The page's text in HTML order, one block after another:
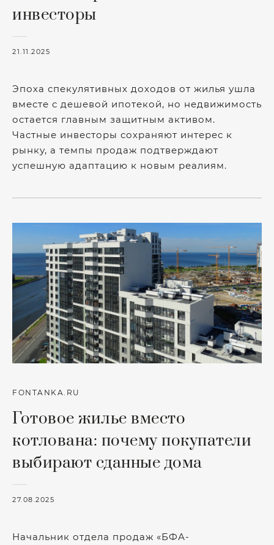
инвесторы
21.11.2025
Эпоха спекулятивных доходов от жилья ушла
вместе с дешевой ипотекой, но недвижимость
остается главным защитным активом.
Частные инвесторы сохраняют интерес к
рынку, а темпы продаж подтверждают
успешную адаптацию к новым реалиям.
FONTANKA.RU
Готовое жилье вместо
котлована: почему покупатели
выбирают сданные дома
27.08.2025
Начальник отдела продаж «БФА-